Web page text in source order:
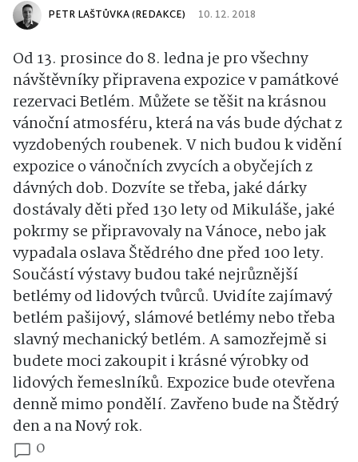
PETR LAŠTŮVKA (REDAKCE) 10. 12. 2018
Od 13. prosince do 8. ledna je pro všechny
návštěvníky připravena expozice v památkové
rezervaci Betlém. Můžete se těšit na krásnou
vánoční atmosféru, která na vás bude dýchat z
vyzdobených roubenek. V nich budou k vidění
expozice o vánočních zvycích a obyčejích z
dávných dob. Dozvíte se třeba, jaké dárky
dostávaly děti před 130 lety od Mikuláše, jaké
pokrmy se připravovaly na Vánoce, nebo jak
vypadala oslava Štědrého dne před 100 lety.
Součástí výstavy budou také nejrůznější
betlémy od lidových tvůrců. Uvidíte zajímavý
betlém pašijový, slámové betlémy nebo třeba
slavný mechanický betlém. A samozřejmě si
budete moci zakoupit i krásné výrobky od
lidových řemeslníků. Expozice bude otevřena
denně mimo pondělí. Zavřeno bude na Štědrý
den a na Nový rok.
0